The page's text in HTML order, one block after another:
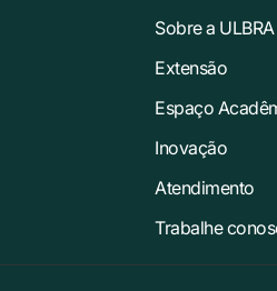
Sobre a ULBRA
Extensão
Espaço
Inovação
Atendimento
Trabalhe